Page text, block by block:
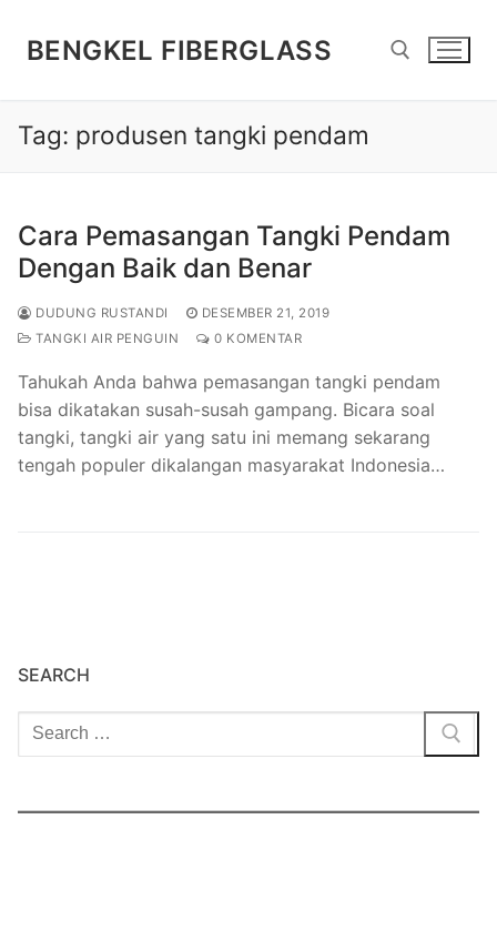
BENGKEL FIBERGLASS
Cari:
Tag: produsen tangki pendam
Cara Pemasangan Tangki Pendam
Dengan Baik dan Benar
DUDUNG RUSTANDI
DESEMBER 21, 2019
TANGKI AIR PENGUIN
0 KOMENTAR
Tahukah Anda bahwa pemasangan tangki pendam
bisa dikatakan susah-susah gampang. Bicara soal
tangki, tangki air yang satu ini memang sekarang
tengah populer dikalangan masyarakat Indonesia…
SEARCH
Cari: